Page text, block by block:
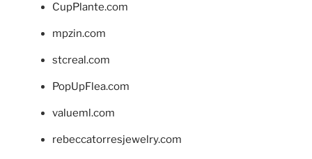
CupPlante.com
mpzin.com
stcreal.com
PopUpFlea.com
valueml.com
rebeccatorresjewelry.com